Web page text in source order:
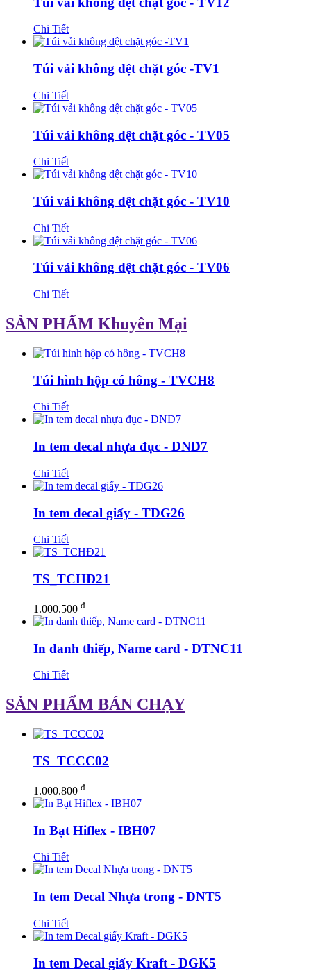
Chi Tiết
Túi vải không dệt chặt góc -TV1
Chi Tiết
Túi vải không dệt chặt góc - TV05
Chi Tiết
Túi vải không dệt chặt góc - TV10
Chi Tiết
Túi vải không dệt chặt góc - TV06
Chi Tiết
SẢN PHẨM Khuyên Mại
Túi hình hộp có hông - TVCH8
Chi Tiết
In tem decal nhựa đục - DND7
Chi Tiết
In tem decal giấy - TDG26
Chi Tiết
TS_TCHĐ21
1.000.500 đ
In danh thiếp, Name card - DTNC11
Chi Tiết
SẢN PHẨM BÁN CHẠY
TS_TCCC02
1.000.800 đ
In Bạt Hiflex - IBH07
Chi Tiết
In tem Decal Nhựa trong - DNT5
Chi Tiết
In tem Decal giấy Kraft - DGK5